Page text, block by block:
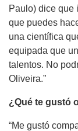
Paulo) dice que
que puedes
una científica
equipada que
talentos. No
Oliveira.”
¿Qué te gustó
“Me gustó